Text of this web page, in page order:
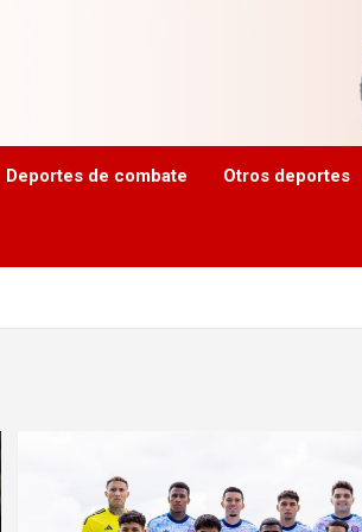
Deportes de combate Otros deportes